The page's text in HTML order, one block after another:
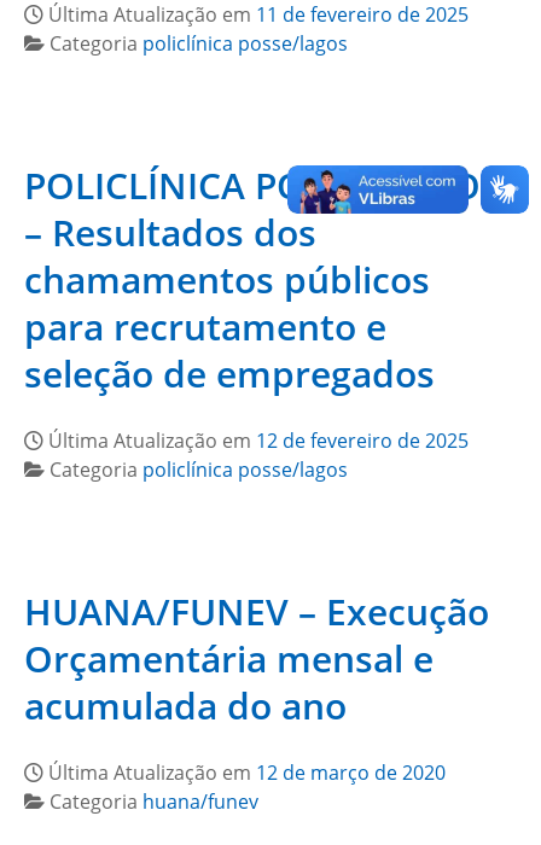
Última Atualização em 11 de fevereiro de 2025
Categoria policlínica posse/lagos
POLICLÍNICA POSSE/LAGOS
– Resultados dos
chamamentos públicos
para recrutamento e
seleção de empregados
Última Atualização em 12 de fevereiro de 2025
Categoria policlínica posse/lagos
HUANA/FUNEV – Execução
Orçamentária mensal e
acumulada do ano
Última Atualização em 12 de março de 2020
Categoria huana/funev